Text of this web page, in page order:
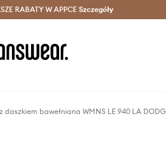
Dostawa nawet w 24h >
RABATY W APPCESzczegóły
daszkiem bawełniana WMNS LE 940 LA